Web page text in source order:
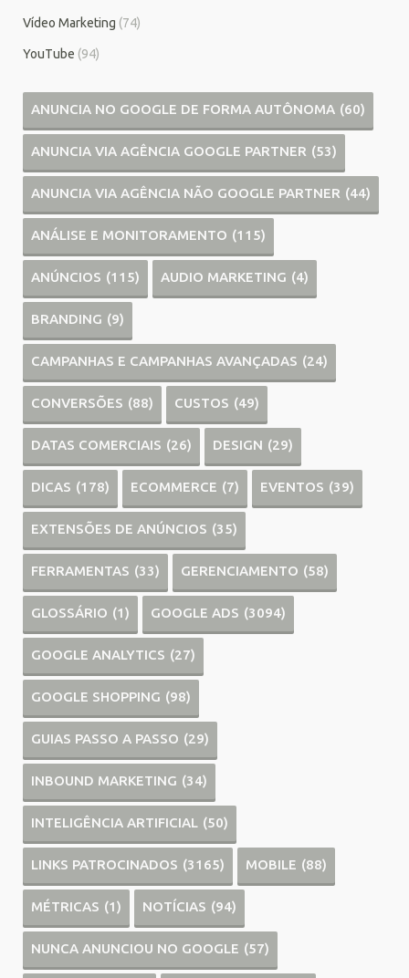
Vídeo Marketing (74)
YouTube (94)
ANUNCIA NO GOOGLE DE FORMA AUTÔNOMA (60)
ANUNCIA VIA AGÊNCIA GOOGLE PARTNER (53)
ANUNCIA VIA AGÊNCIA NÃO GOOGLE PARTNER (44)
ANÁLISE E MONITORAMENTO (115)
ANÚNCIOS (115) AUDIO MARKETING (4)
BRANDING (9)
CAMPANHAS E CAMPANHAS AVANÇADAS (24)
CONVERSÕES (88) CUSTOS (49)
DATAS COMERCIAIS (26) DESIGN (29)
DICAS (178) ECOMMERCE (7) EVENTOS (39)
EXTENSÕES DE ANÚNCIOS (35)
FERRAMENTAS (33) GERENCIAMENTO (58)
GLOSSÁRIO (1) GOOGLE ADS (3094)
GOOGLE ANALYTICS (27)
GOOGLE SHOPPING (98)
GUIAS PASSO A PASSO (29)
INBOUND MARKETING (34)
INTELIGÊNCIA ARTIFICIAL (50)
LINKS PATROCINADOS (3165) MOBILE (88)
MÉTRICAS (1) NOTÍCIAS (94)
NUNCA ANUNCIOU NO GOOGLE (57)